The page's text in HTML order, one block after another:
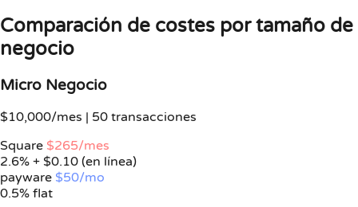
Comparación de costes por tamaño de
negocio
Micro Negocio
$10,000/mes | 50 transacciones
Square $265/mes
2.6% + $0.10 (en línea)
payware $50/mo
0.5% flat